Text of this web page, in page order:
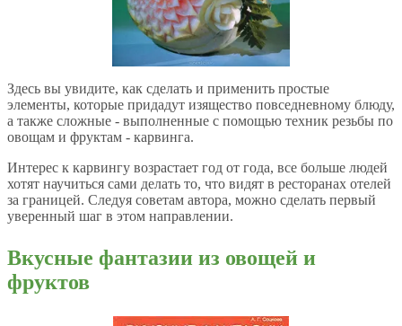
Здесь вы увидите, как сделать и применить простые
элементы, которые придадут изящество повседневному блюду,
а также сложные - выполненные с помощью техник резьбы по
овощам и фруктам - карвинга.
Интерес к карвингу возрастает год от года, все больше людей
хотят научиться сами делать то, что видят в ресторанах отелей
за границей. Следуя советам автора, можно сделать первый
уверенный шаг в этом направлении.
Вкусные фантазии из овощей и
фруктов